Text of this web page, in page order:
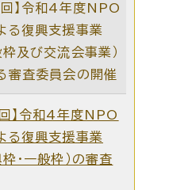
回】令和4年度NPO
る復興支援事業
枠及び交流会事業）
審査委員会の開催
回】令和4年度NPO
る復興支援事業
枠・一般枠）の審査